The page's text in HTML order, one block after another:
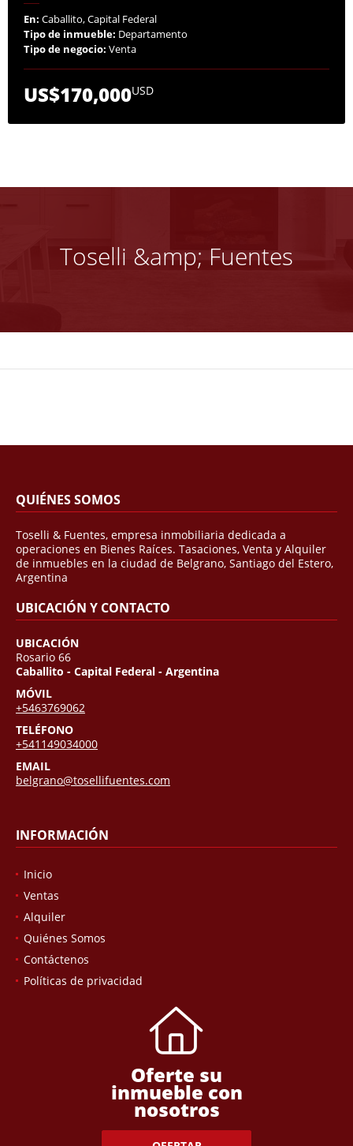
En: Caballito, Capital Federal
Tipo de inmueble: Departamento
Tipo de negocio: Venta
US$170,000USD
Toselli &amp; Fuentes
QUIÉNES SOMOS
Toselli & Fuentes, empresa inmobiliaria dedicada a
operaciones en Bienes Raíces. Tasaciones, Venta y Alquiler
de inmuebles en la ciudad de Belgrano, Santiago del Estero,
Argentina
UBICACIÓN Y CONTACTO
UBICACIÓN
Rosario 66
Caballito - Capital Federal - Argentina
MÓVIL
+5463769062
TELÉFONO
+541149034000
EMAIL
belgrano@tosellifuentes.com
INFORMACIÓN
Inicio
Ventas
Alquiler
Quiénes Somos
Contáctenos
Políticas de privacidad
Oferte su
inmueble con
nosotros